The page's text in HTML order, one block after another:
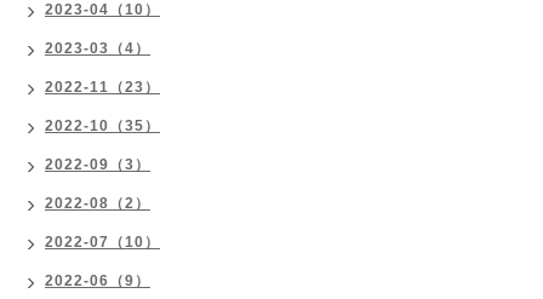
2023-04（10）
2023-03（4）
2022-11（23）
2022-10（35）
2022-09（3）
2022-08（2）
2022-07（10）
2022-06（9）